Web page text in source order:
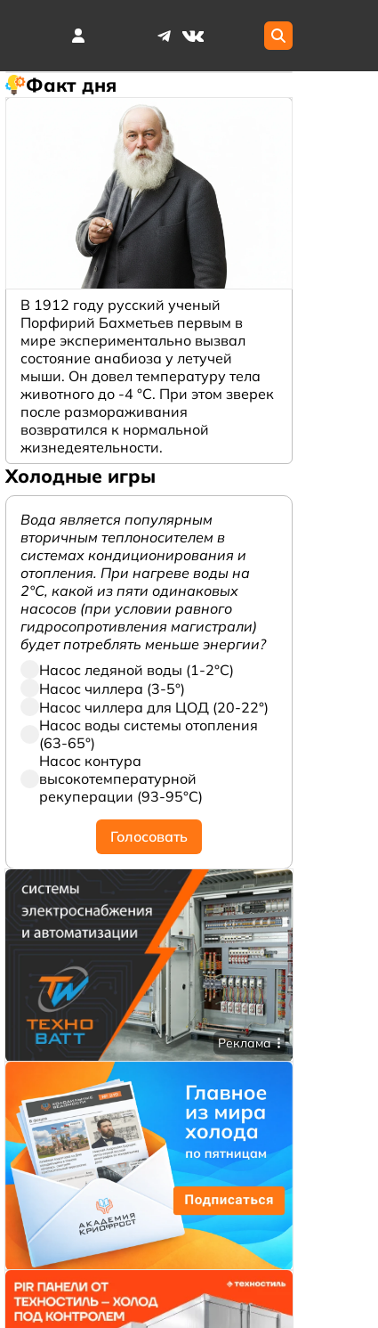
Факт дня
В 1912 году русский ученый
Порфирий Бахметьев первым в
мире экспериментально вызвал
состояние анабиоза у летучей
мыши. Он довел температуру тела
животного до -4 °C. При этом зверек
после размораживания
возвратился к нормальной
жизнедеятельности.
Холодные игры
Вода является популярным
вторичным теплоносителем в
системах кондиционирования и
отопления. При нагреве воды на
2°С, какой из пяти одинаковых
насосов (при условии равного
гидросопротивления магистрали)
будет потреблять меньше энергии?
Насос ледяной воды (1-2°С)
Насос чиллера (3-5°)
Насос чиллера для ЦОД (20-22°)
Насос воды системы отопления
(63-65°)
Насос контура
высокотемпературной
рекуперации (93-95°С)
Голосовать
Реклама